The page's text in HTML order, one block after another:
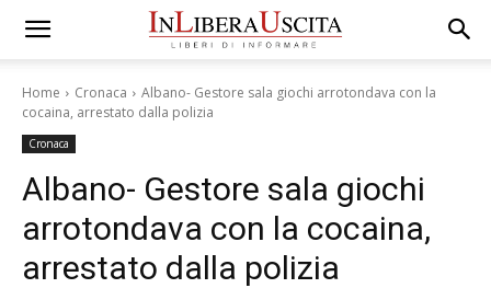
Home Cronaca
Albano- Gestore sala giochi arrotondava con la
cocaina, arrestato dalla polizia
Cronaca
Albano- Gestore sala giochi
arrotondava con la cocaina,
arrestato dalla polizia